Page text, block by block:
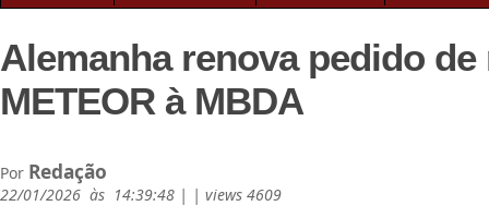
Alemanha renova pedido
METEOR à MBDA
Por Redação
22/01/2026 às 14:39:48 | | views 4609